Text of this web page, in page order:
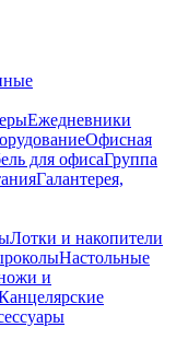
Ежедневники
Офисная
для офисаГруппа
Галантерея,
Лотки и накопители
Настольные
и